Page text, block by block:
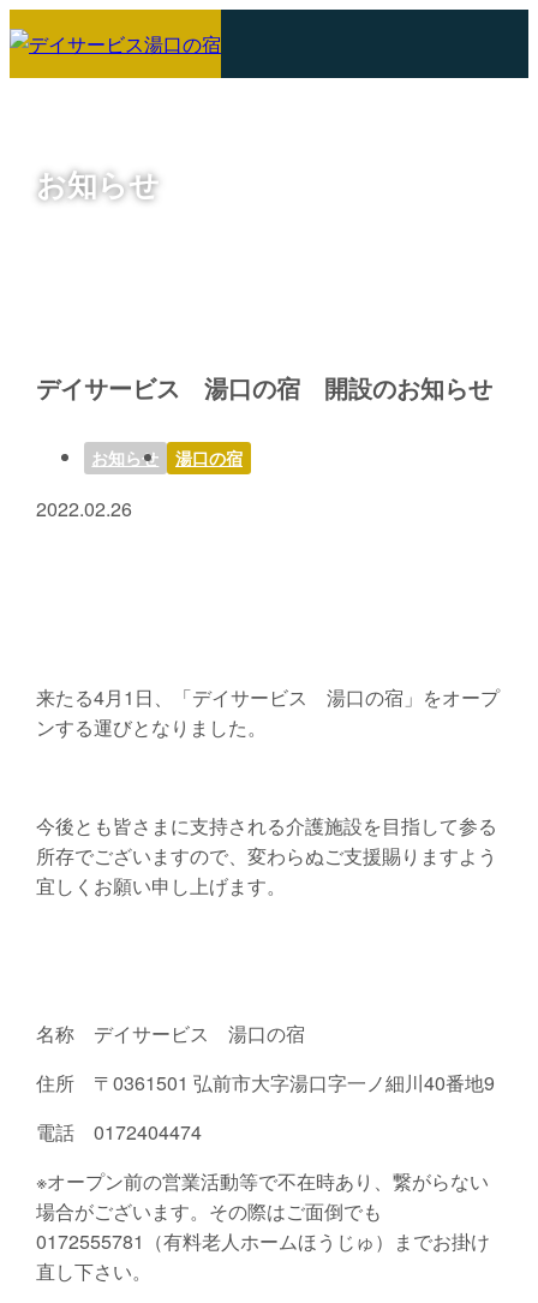
お知らせ
デイサービス 湯口の宿 開設のお知らせ
お知らせ 湯口の宿
2022.02.26
来たる4月1日、「デイサービス 湯口の宿」をオープ
ンする運びとなりました。
今後とも皆さまに支持される介護施設を目指して参る
所存でございますので、変わらぬご支援賜りますよう
宜しくお願い申し上げます。
名称 デイサービス 湯口の宿
住所 〒0361501 弘前市大字湯口字一ノ細川40番地9
電話 0172404474
※オープン前の営業活動等で不在時あり、繋がらない
場合がございます。その際はご面倒でも
0172555781（有料老人ホームほうじゅ）までお掛け
直し下さい。